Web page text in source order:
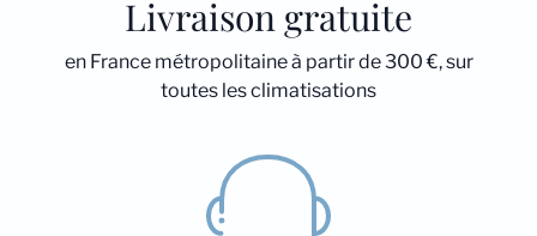
Livraison gratuite
en France métropolitaine à partir de 300 €, sur
toutes les climatisations